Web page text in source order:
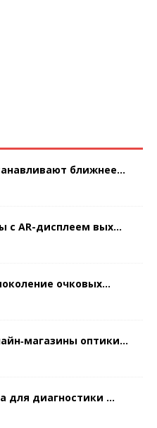
ближнее...
с AR-дисплеем вых...
очковых...
оптики...
для диагностики ...